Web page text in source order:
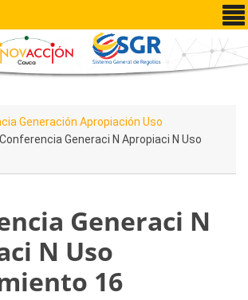
Generación Apropiación Uso
Conferencia Generaci N Apropiaci N Uso
Generaci N
N Uso
16